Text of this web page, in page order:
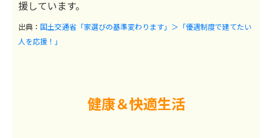
援しています。
出典： 国土交通省「家選びの基準変わります」＞「優遇制度で建てたい
人を応援！」
健康＆快適生活